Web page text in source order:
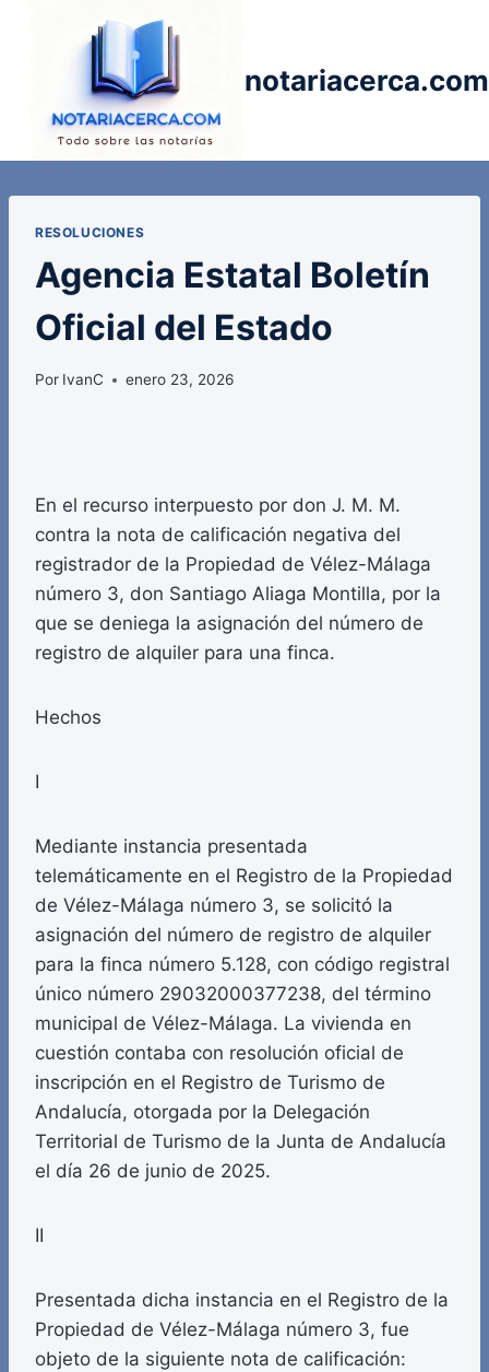
notariacerca.com
RESOLUCIONES
Agencia Estatal Boletín
Oficial del Estado
Por IvanC enero 23, 2026
En el recurso interpuesto por don J. M. M.
contra la nota de calificación negativa del
registrador de la Propiedad de Vélez-Málaga
número 3, don Santiago Aliaga Montilla, por la
que se deniega la asignación del número de
registro de alquiler para una finca.
Hechos
I
Mediante instancia presentada
telemáticamente en el Registro de la Propiedad
de Vélez-Málaga número 3, se solicitó la
asignación del número de registro de alquiler
para la finca número 5.128, con código registral
único número 29032000377238, del término
municipal de Vélez-Málaga. La vivienda en
cuestión contaba con resolución oficial de
inscripción en el Registro de Turismo de
Andalucía, otorgada por la Delegación
Territorial de Turismo de la Junta de Andalucía
el día 26 de junio de 2025.
II
Presentada dicha instancia en el Registro de la
Propiedad de Vélez-Málaga número 3, fue
objeto de la siguiente nota de calificación: